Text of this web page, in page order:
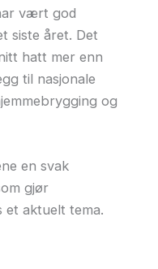
vært god
siste året. Det
hatt mer enn
til nasjonale
og
en svak
gjør
et aktuelt tema.